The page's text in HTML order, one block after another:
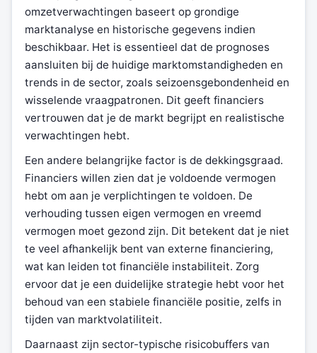
omzetverwachtingen baseert op grondige
marktanalyse en historische gegevens indien
beschikbaar. Het is essentieel dat de prognoses
aansluiten bij de huidige marktomstandigheden en
trends in de sector, zoals seizoensgebondenheid en
wisselende vraagpatronen. Dit geeft financiers
vertrouwen dat je de markt begrijpt en realistische
verwachtingen hebt.
Een andere belangrijke factor is de dekkingsgraad.
Financiers willen zien dat je voldoende vermogen
hebt om aan je verplichtingen te voldoen. De
verhouding tussen eigen vermogen en vreemd
vermogen moet gezond zijn. Dit betekent dat je niet
te veel afhankelijk bent van externe financiering,
wat kan leiden tot financiële instabiliteit. Zorg
ervoor dat je een duidelijke strategie hebt voor het
behoud van een stabiele financiële positie, zelfs in
tijden van marktvolatiliteit.
Daarnaast zijn sector-typische risicobuffers van